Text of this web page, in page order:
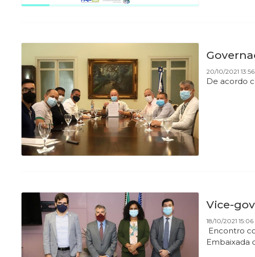
20/10/2021 13:56
De acordo
Vice-
18/10/2021 15:06
Encontro
Embaixada